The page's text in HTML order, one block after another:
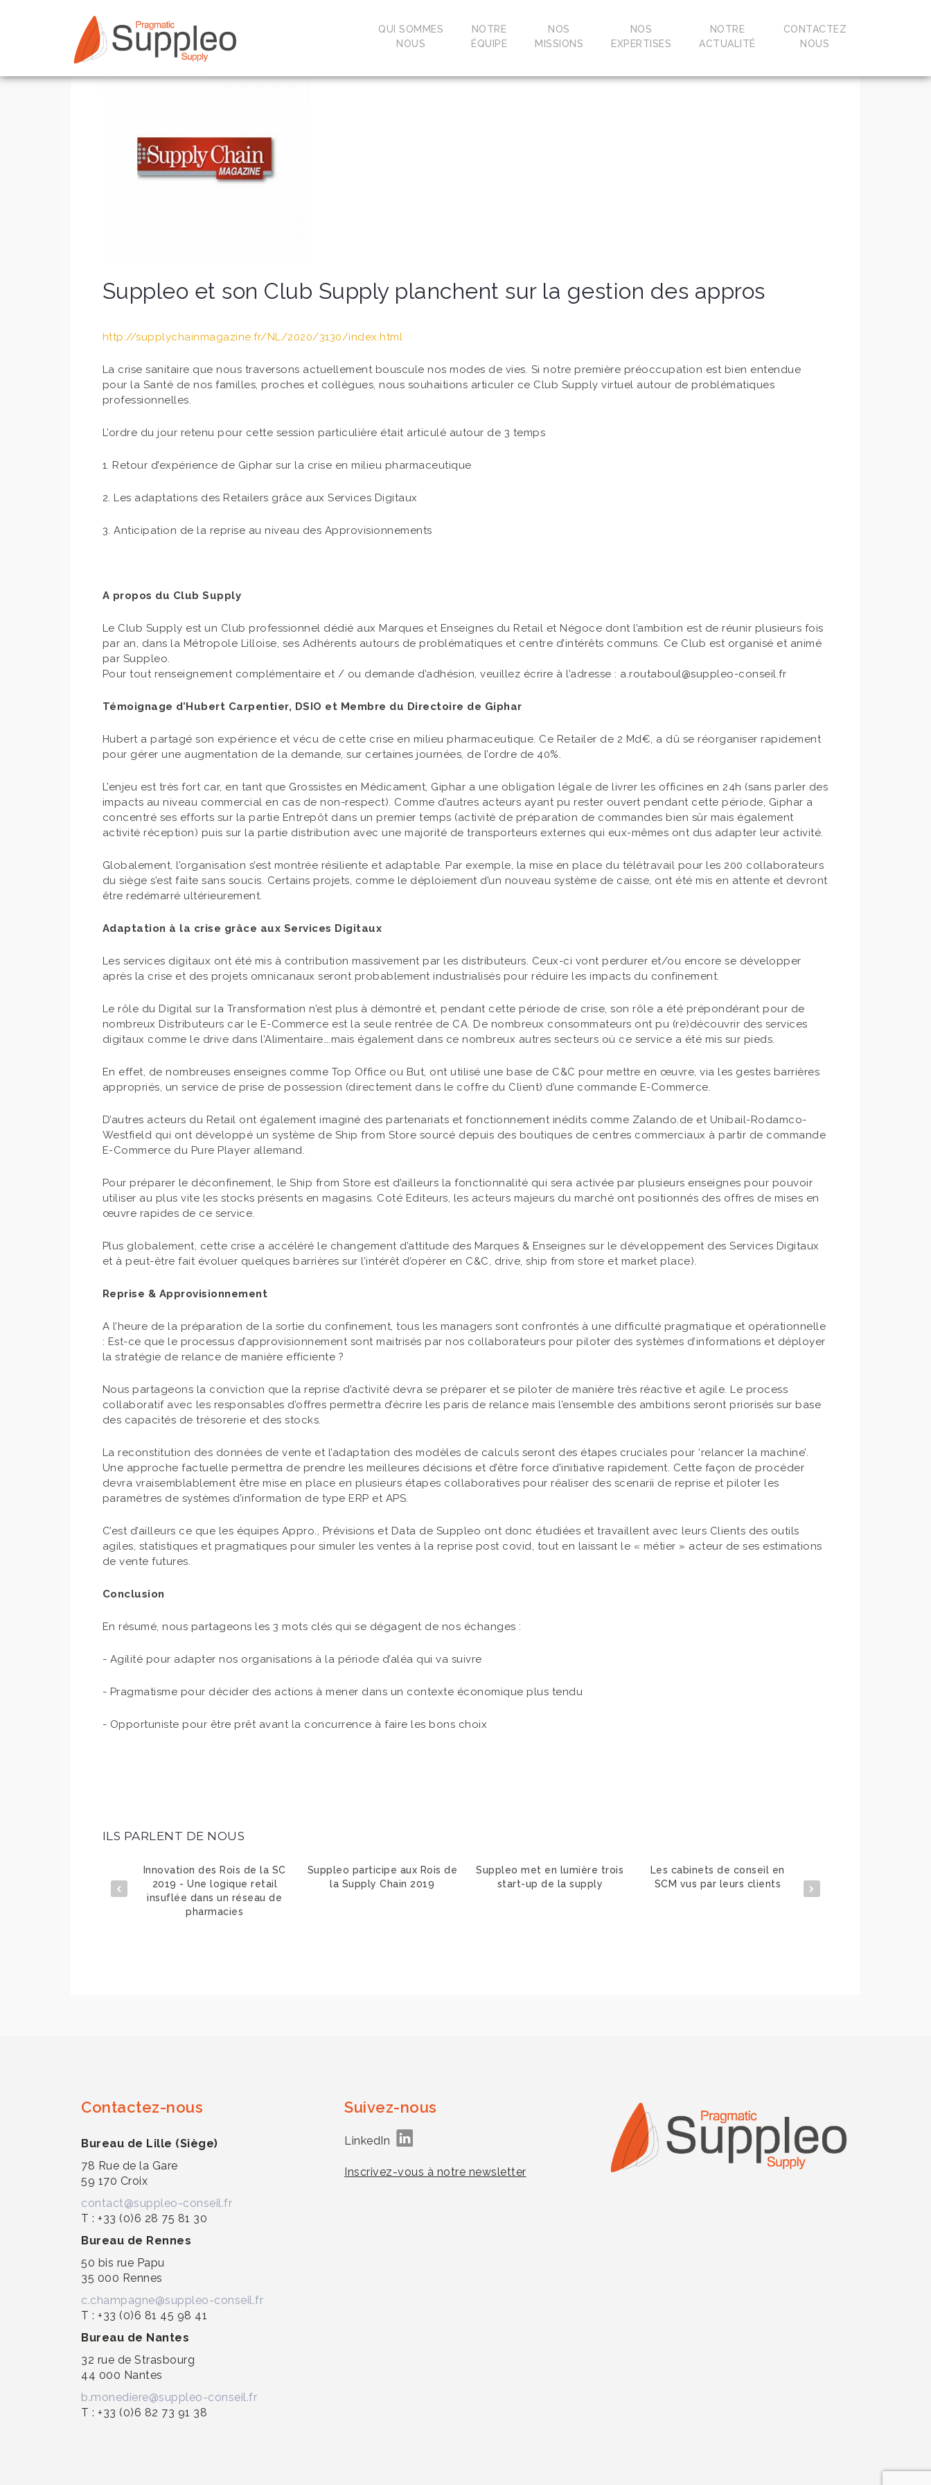
QUI SOMMES
NOUS
NOTRE
ÉQUIPE
NOS
MISSIONS
NOS
EXPERTISES
NOTRE
ACTUALITÉ
CONTACTEZ
NOUS
Suppleo et son Club Supply planchent sur la gestion des appros
http://supplychainmagazine.fr/NL/2020/3130/index.html
La crise sanitaire que nous traversons actuellement bouscule nos modes de vies. Si notre première préoccupation est bien entendue
pour la Santé de nos familles, proches et collègues, nous souhaitions articuler ce Club Supply virtuel autour de problématiques
professionnelles.
L’ordre du jour retenu pour cette session particulière était articulé autour de 3 temps
1. Retour d’expérience de Giphar sur la crise en milieu pharmaceutique
2. Les adaptations des Retailers grâce aux Services Digitaux
3. Anticipation de la reprise au niveau des Approvisionnements
A propos du Club Supply
Le Club Supply est un Club professionnel dédié aux Marques et Enseignes du Retail et Négoce dont l’ambition est de réunir plusieurs fois
par an, dans la Métropole Lilloise, ses Adhérents autours de problématiques et centre d’intérêts communs. Ce Club est organisé et animé
par Suppleo.
Pour tout renseignement complémentaire et / ou demande d’adhésion, veuillez écrire à l’adresse : a.routaboul@suppleo-conseil.fr
Témoignage d’Hubert Carpentier, DSIO et Membre du Directoire de Giphar
Hubert a partagé son expérience et vécu de cette crise en milieu pharmaceutique. Ce Retailer de 2 Md€, a dû se réorganiser rapidement
pour gérer une augmentation de la demande, sur certaines journées, de l’ordre de 40%.
L’enjeu est très fort car, en tant que Grossistes en Médicament, Giphar a une obligation légale de livrer les officines en 24h (sans parler des
impacts au niveau commercial en cas de non-respect). Comme d’autres acteurs ayant pu rester ouvert pendant cette période, Giphar a
concentré ses efforts sur la partie Entrepôt dans un premier temps (activité de préparation de commandes bien sûr mais également
activité réception) puis sur la partie distribution avec une majorité de transporteurs externes qui eux-mêmes ont dus adapter leur activité.
Globalement, l’organisation s’est montrée résiliente et adaptable. Par exemple, la mise en place du télétravail pour les 200 collaborateurs
du siège s’est faite sans soucis. Certains projets, comme le déploiement d’un nouveau système de caisse, ont été mis en attente et devront
être redémarré ultérieurement.
Adaptation à la crise grâce aux Services Digitaux
Les services digitaux ont été mis à contribution massivement par les distributeurs. Ceux-ci vont perdurer et/ou encore se développer
après la crise et des projets omnicanaux seront probablement industrialisés pour réduire les impacts du confinement.
Le rôle du Digital sur la Transformation n’est plus à démontré et, pendant cette période de crise, son rôle a été prépondérant pour de
nombreux Distributeurs car le E-Commerce est la seule rentrée de CA. De nombreux consommateurs ont pu (re)découvrir des services
digitaux comme le drive dans l’Alimentaire….mais également dans ce nombreux autres secteurs où ce service a été mis sur pieds.
En effet, de nombreuses enseignes comme Top Office ou But, ont utilisé une base de C&C pour mettre en œuvre, via les gestes barrières
appropriés, un service de prise de possession (directement dans le coffre du Client) d’une commande E-Commerce.
D’autres acteurs du Retail ont également imaginé des partenariats et fonctionnement inédits comme Zalando.de et Unibail-Rodamco-
Westfield qui ont développé un système de Ship from Store sourcé depuis des boutiques de centres commerciaux à partir de commande
E-Commerce du Pure Player allemand.
Pour préparer le déconfinement, le Ship from Store est d’ailleurs la fonctionnalité qui sera activée par plusieurs enseignes pour pouvoir
utiliser au plus vite les stocks présents en magasins. Coté Editeurs, les acteurs majeurs du marché ont positionnés des offres de mises en
œuvre rapides de ce service.
Plus globalement, cette crise a accéléré le changement d’attitude des Marques & Enseignes sur le développement des Services Digitaux
et à peut-être fait évoluer quelques barrières sur l’intérêt d’opérer en C&C, drive, ship from store et market place).
Reprise & Approvisionnement
A l’heure de la préparation de la sortie du confinement, tous les managers sont confrontés à une difficulté pragmatique et opérationnelle
: Est-ce que le processus d’approvisionnement sont maitrisés par nos collaborateurs pour piloter des systèmes d’informations et déployer
la stratégie de relance de manière efficiente ?
Nous partageons la conviction que la reprise d’activité devra se préparer et se piloter de manière très réactive et agile. Le process
collaboratif avec les responsables d’offres permettra d’écrire les paris de relance mais l’ensemble des ambitions seront priorisés sur base
des capacités de trésorerie et des stocks.
La reconstitution des données de vente et l’adaptation des modèles de calculs seront des étapes cruciales pour ‘relancer la machine’.
Une approche factuelle permettra de prendre les meilleures décisions et d’être force d’initiative rapidement. Cette façon de procéder
devra vraisemblablement être mise en place en plusieurs étapes collaboratives pour réaliser des scenarii de reprise et piloter les
paramètres de systèmes d’information de type ERP et APS.
C’est d’ailleurs ce que les équipes Appro., Prévisions et Data de Suppleo ont donc étudiées et travaillent avec leurs Clients des outils
agiles, statistiques et pragmatiques pour simuler les ventes à la reprise post covid, tout en laissant le « métier » acteur de ses estimations
de vente futures.
Conclusion
En résumé, nous partageons les 3 mots clés qui se dégagent de nos échanges :
- Agilité pour adapter nos organisations à la période d’aléa qui va suivre
- Pragmatisme pour décider des actions à mener dans un contexte économique plus tendu
- Opportuniste pour être prêt avant la concurrence à faire les bons choix
ILS PARLENT DE NOUS
Covid pour piloter vos
Innovation des Rois de la SC
2019 - Une logique retail
insuflée dans un réseau de
pharmacies
Suppleo participe aux Rois de
la Supply Chain 2019
Suppleo met en lumière trois
start-up de la supply
Les cabinets de conseil en
SCM vus par leurs clients
des
Contactez-nous
Bureau de Lille (Siège)
78 Rue de la Gare
59 170 Croix
contact@suppleo-conseil.fr
T : +33 (0)6 28 75 81 30
Bureau de Rennes
50 bis rue Papu
35 000 Rennes
c.champagne@suppleo-conseil.fr
T : +33 (0)6 81 45 98 41
Bureau de Nantes
32 rue de Strasbourg
44 000 Nantes
b.monediere@suppleo-conseil.fr
T : +33 (0)6 82 73 91 38
Suivez-nous
LinkedIn
Inscrivez-vous à notre newsletter